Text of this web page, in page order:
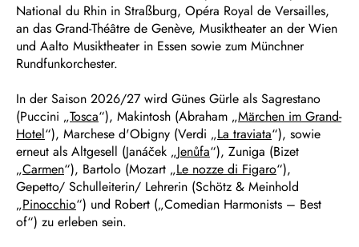
National du Rhin in Straßburg, Opéra Royal de Versailles,
an das Grand-Théâtre de Genève, Musiktheater an der Wien
und Aalto Musiktheater in Essen sowie zum Münchner
Rundfunkorchester.
In der Saison 2026/27 wird Günes Gürle als Sagrestano
(Puccini „Tosca“), Makintosh (Abraham „Märchen im Grand-
Hotel“), Marchese d'Obigny (Verdi „La traviata“), sowie
erneut als Altgesell (Janáček „Jenůfa“), Zuniga (Bizet
„Carmen“), Bartolo (Mozart „Le nozze di Figaro“),
Gepetto/ Schulleiterin/ Lehrerin (Schötz & Meinhold
„Pinocchio“) und Robert („Comedian Harmonists – Best
of“) zu erleben sein.